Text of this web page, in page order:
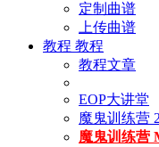
定制曲谱
上传曲谱
教程 教程
教程文章
EOP大讲堂
魔鬼训练营
魔鬼训练营